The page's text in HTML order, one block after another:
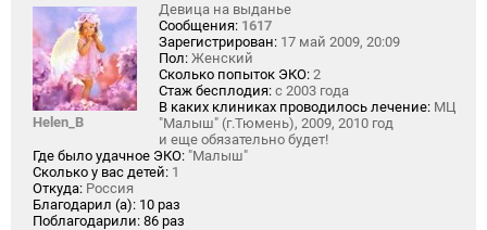
Helen_B
Девица на выданье
Сообщения: 1617
Зарегистрирован: 17 май 2009, 20:09
Пол: Женский
Сколько попыток ЭКО: 2
Стаж бесплодия: с 2003 года
В каких клиниках проводилось лечение: МЦ
"Малыш" (г.Тюмень), 2009, 2010 год
и еще обязательно будет!
Где было удачное ЭКО: "Малыш"
Сколько у вас детей: 1
Откуда: Россия
Благодарил (а): 10 раз
Поблагодарили: 86 раз